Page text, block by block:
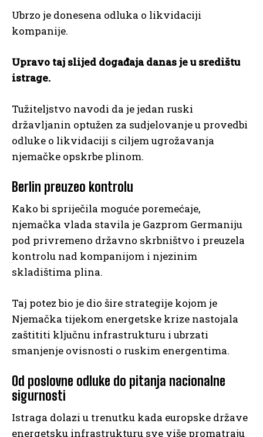
Ubrzo je donesena odluka o likvidaciji
kompanije.
Upravo taj slijed događaja danas je u središtu
istrage.
Tužiteljstvo navodi da je jedan ruski
državljanin optužen za sudjelovanje u provedbi
odluke o likvidaciji s ciljem ugrožavanja
njemačke opskrbe plinom.
Berlin preuzeo kontrolu
Kako bi spriječila moguće poremećaje,
njemačka vlada stavila je Gazprom Germaniju
pod privremeno državno skrbništvo i preuzela
kontrolu nad kompanijom i njezinim
skladištima plina.
Taj potez bio je dio šire strategije kojom je
Njemačka tijekom energetske krize nastojala
zaštititi ključnu infrastrukturu i ubrzati
smanjenje ovisnosti o ruskim energentima.
Od poslovne odluke do pitanja nacionalne
sigurnosti
Istraga dolazi u trenutku kada europske države
energetsku infrastrukturu sve više promatraju